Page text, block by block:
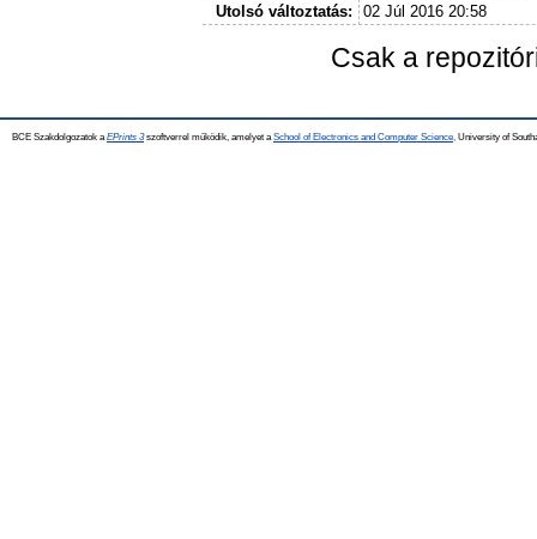
Utolsó változtatás:
02 Júl 2016 20:58
Csak a
BCE Szakdolgozatok a EPrints 3szoftverrel működik, amelyet a School of Electronics and Computer Science, University of